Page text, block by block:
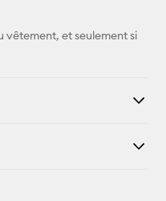
vêtement, et seulement si